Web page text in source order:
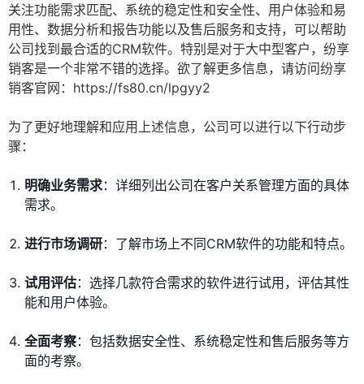
关注功能需求匹配、系统的稳定性和安全性、用户体验和易
用性、数据分析和报告功能以及售后服务和支持，可以帮助
公司找到最合适的CRM软件。特别是对于大中型客户，纷享
销客是一个非常不错的选择。欲了解更多信息，请访问纷享
销客官网：https://fs80.cn/lpgyy2
为了更好地理解和应用上述信息，公司可以进行以下行动步
骤：
明确业务需求：详细列出公司在客户关系管理方面的具体
需求。
进行市场调研：了解市场上不同CRM软件的功能和特点。
试用评估：选择几款符合需求的软件进行试用，评估其性
能和用户体验。
全面考察：包括数据安全性、系统稳定性和售后服务等方
面的考察。